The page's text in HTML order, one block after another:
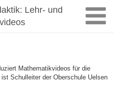
Lehr- und
Mathematikvideos für die
Schulleiter der Oberschule Uelsen